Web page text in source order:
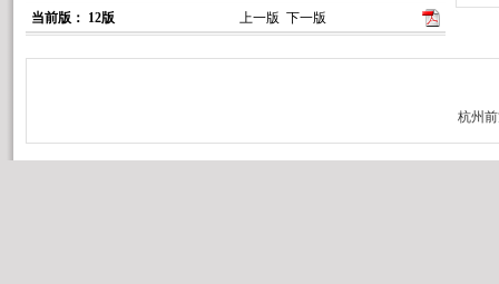
当前版： 12版 上一版 下一版